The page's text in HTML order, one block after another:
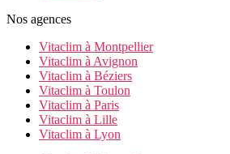
Nos agences
Vitaclim à Montpellier
Vitaclim à Avignon
Vitaclim à Béziers
Vitaclim à Toulon
Vitaclim à Paris
Vitaclim à Lille
Vitaclim à Lyon